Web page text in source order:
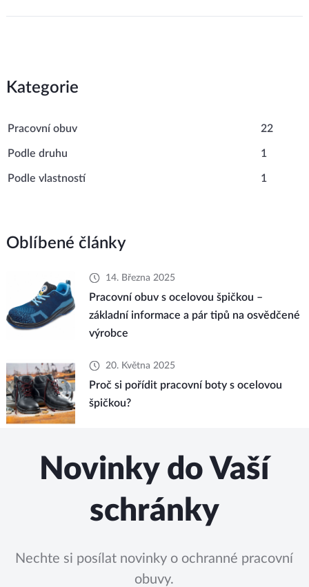
Kategorie
Pracovní obuv 22
Podle druhu 1
Podle vlastností 1
Oblíbené články
14. Března 2025
Pracovní obuv s ocelovou špičkou –
základní informace a pár tipů na osvědčené
výrobce
20. Května 2025
Proč si pořídit pracovní boty s ocelovou
špičkou?
Novinky do Vaší
schránky
Nechte si posílat novinky o ochranné pracovní
obuvy.